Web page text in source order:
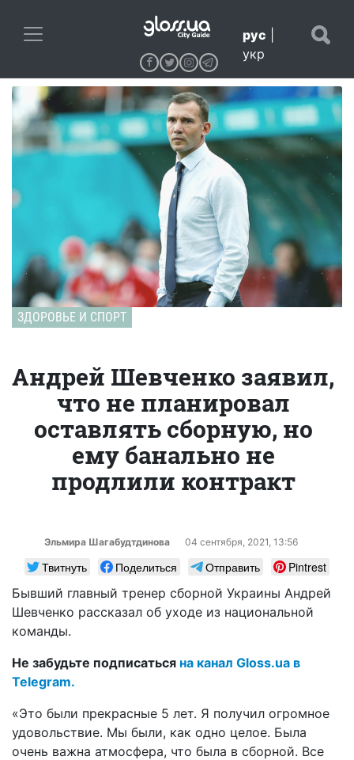
рус
укр
ЗДОРОВЬЕ И СПОРТ
Андрей Шевченко заявил,
что не планировал
оставлять сборную, но
ему банально не
продлили контракт
Эльмира Шагабудтдинова 04 сентября, 2021, 13:56
Твитнуть Поделиться Отправить
Pintrest
Бывший главный тренер сборной Украины Андрей
Шевченко рассказал об уходе из национальной
команды.
Не забудьте подписаться на канал Gloss.ua в
Telegram.
«Это были прекрасные 5 лет. Я получил огромное
удовольствие. Мы были, как одно целое. Была
очень важна атмосфера, что была в сборной. Все